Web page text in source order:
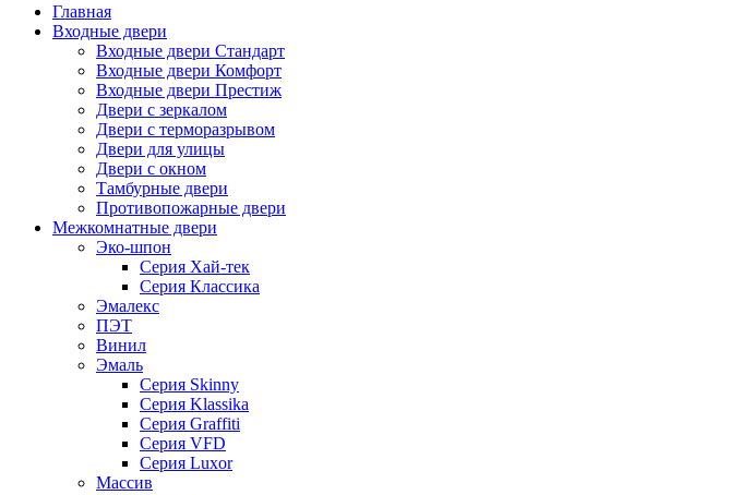
Главная
Входные двери
Входные двери Стандарт
Входные двери Комфорт
Входные двери Престиж
Двери с зеркалом
Двери с терморазрывом
Двери для улицы
Двери с окном
Тамбурные двери
Противопожарные двери
Межкомнатные двери
Эко-шпон
Серия Хай-тек
Серия Классика
Эмалекс
ПЭТ
Винил
Эмаль
Серия Skinny
Серия Klassika
Серия Graffiti
Серия VFD
Серия Luxor
Массив